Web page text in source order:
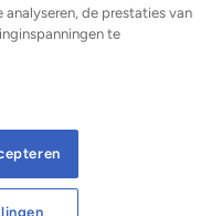
de prestaties van
te